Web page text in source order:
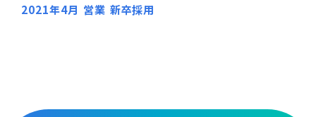
2021年4月 営業 新卒採用